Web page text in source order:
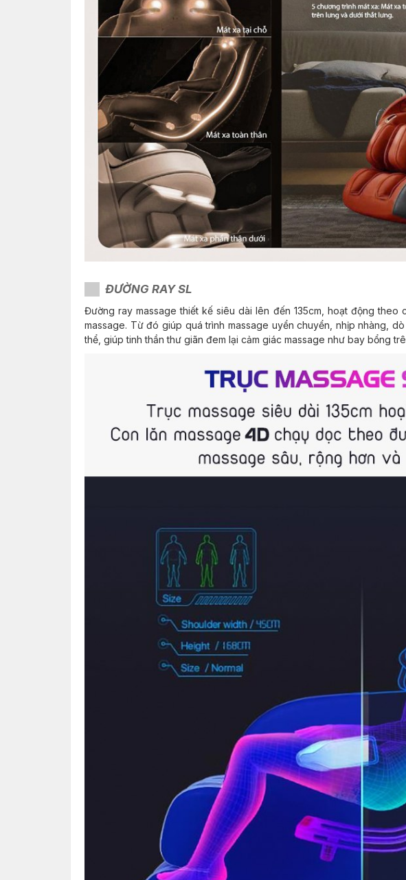
ĐƯỜNG RAY SL
Đường ray massage thiết kế siêu dài lên đến 135cm, hoạt động
massage. Từ đó giúp quá trình massage uyển chuyển, nhịp nhàng,
thể, giúp tinh thần thư giãn đem lại cảm giác massage như bay bổng